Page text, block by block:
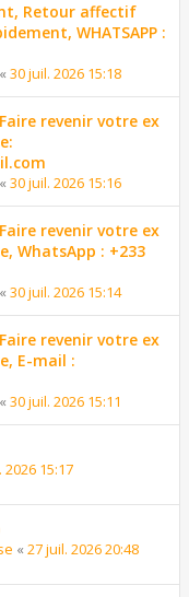
Retour affectif
WHATSAPP :
« 30 juil. 2026 15:18
revenir votre ex
« 30 juil. 2026 15:16
revenir votre ex
WhatsApp : +233
« 30 juil. 2026 15:14
revenir votre ex
E-mail :
« 30 juil. 2026 15:11
2026 15:17
« 27 juil. 2026 20:48